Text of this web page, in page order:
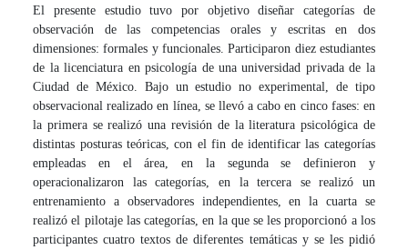
El presente estudio tuvo por objetivo diseñar categorías de
observación de las competencias orales y escritas en dos
dimensiones: formales y funcionales. Participaron diez estudiantes
de la licenciatura en psicología de una universidad privada de la
Ciudad de México. Bajo un estudio no experimental, de tipo
observacional realizado en línea, se llevó a cabo en cinco fases: en
la primera se realizó una revisión de la literatura psicológica de
distintas posturas teóricas, con el fin de identificar las categorías
empleadas en el área, en la segunda se definieron y
operacionalizaron las categorías, en la tercera se realizó un
entrenamiento a observadores independientes, en la cuarta se
realizó el pilotaje las categorías, en la que se les proporcionó a los
participantes cuatro textos de diferentes temáticas y se les pidió